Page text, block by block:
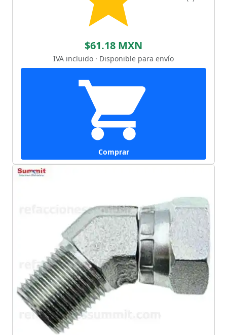
$61.18 MXN
IVA incluido · Disponible para envío
Comprar